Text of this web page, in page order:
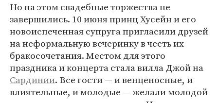
Но на этом свадебные торжества не
завершились. 10 июня принц Хусейн и его
новоиспеченная супруга пригласили друзей
на неформальную вечеринку в честь их
бракосочетания. Местом для этого
праздника и концерта стала вилла Джой на
Сардинии. Все гости — и венценосные, и
влиятельные, и молодые — желали молодой